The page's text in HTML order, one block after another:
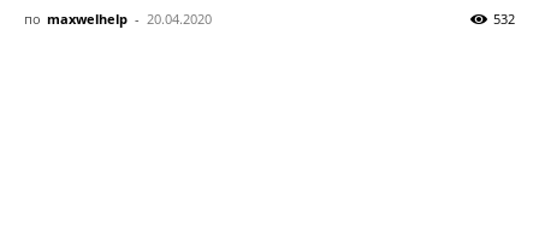
по maxwelhelp - 20.04.2020 532